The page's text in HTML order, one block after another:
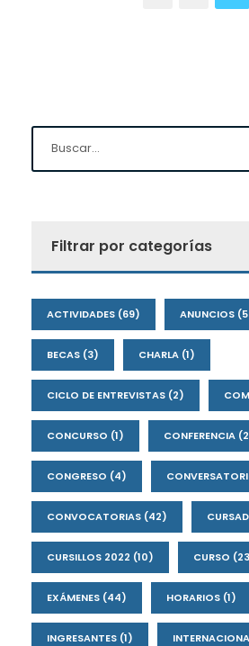
Filtrar por categorías
ACTIVIDADES (69) ANUNCIOS
BECAS (3) CHARLA (1)
CICLO DE ENTREVISTAS (2)
CONCURSO (1) CONFERENCIA
CONGRESO (4)
CONVOCATORIAS (42)
CURSILLOS 2022 (10) CURSO
EXÁMENES (44) HORARIOS (1)
INGRESANTES (1)